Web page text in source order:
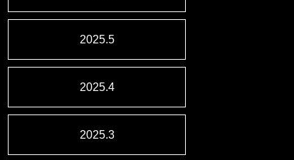
2025.5
2025.4
2025.3